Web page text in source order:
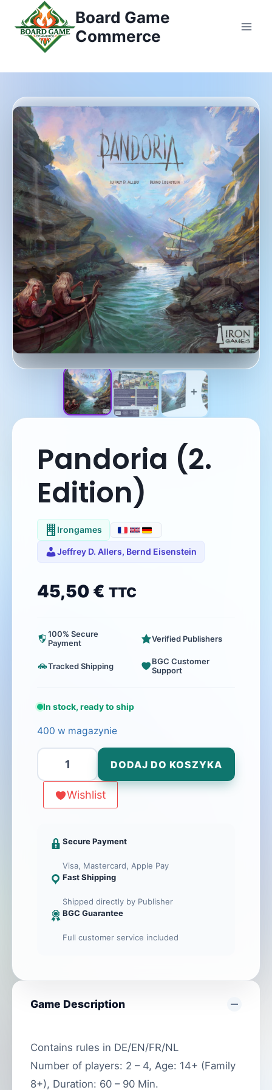
Przejdź
Board Game
Commerce
Pandoria (2.
Edition)
Irongames
Jeffrey D. Allers, Bernd Eisenstein
45,50 € TTC
100% Secure
Payment
Verified Publishers
Tracked Shipping
BGC Customer
Support
In stock, ready to ship
400 w magazynie
ilość
Pandoria
Edition)
DODAJ DO KOSZYKA
Wishlist
Secure Payment
Visa, Mastercard, Apple Pay
Fast Shipping
Shipped directly by Publisher
BGC Guarantee
Full customer service included
Game Description
Contains rules in DE/EN/FR/NL
Number of players: 2 – 4, Age: 14+ (Family
8+), Duration: 60 – 90 Min.